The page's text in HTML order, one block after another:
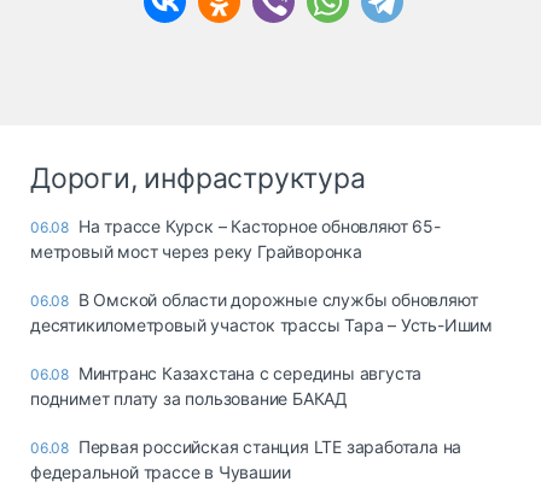
Дороги, инфраструктура
06.08 На трассе Курск – Касторное обновляют 65-
метровый мост через реку Грайворонка
06.08 В Омской области дорожные службы обновляют
десятикилометровый участок трассы Тара – Усть-Ишим
06.08 Минтранс Казахстана с середины августа
поднимет плату за пользование БАКАД
06.08 Первая российская станция LTE заработала на
федеральной трассе в Чувашии